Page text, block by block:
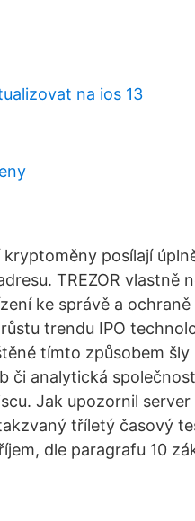
na ios 13
kryptoměny posílají
TREZOR vlastně
ke správě a
trendu IPO
tímto způsobem
či analytická
Jak upozornil
tříletý časový
dle paragrafu 10